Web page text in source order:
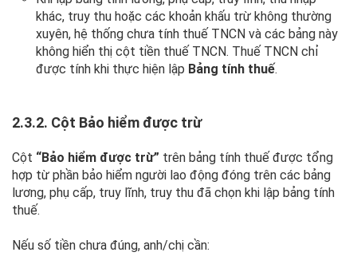
khác, truy thu hoặc các khoản khấu trừ không thường
xuyên, hệ thống chưa tính thuế TNCN và các bảng này
không hiển thị cột tiền thuế TNCN. Thuế TNCN chỉ
được tính khi thực hiện lập Bảng tính thuế.
2.3.2. Cột Bảo hiểm được trừ
Cột “Bảo hiểm được trừ” trên bảng tính thuế được tổng
hợp từ phần bảo hiểm người lao động đóng trên các bảng
lương, phụ cấp, truy lĩnh, truy thu đã chọn khi lập bảng tính
thuế.
Nếu số tiền chưa đúng, anh/chị cần: